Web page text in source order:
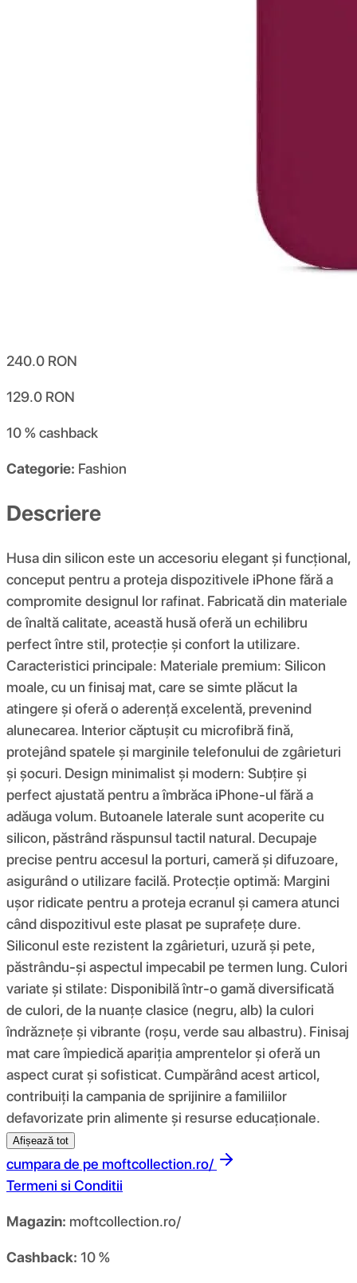
240.0 RON
129.0 RON
10 %cashback
Categorie: Fashion
Descriere
Husa din silicon este un accesoriu elegant și funcțional,
conceput pentru a proteja dispozitivele iPhone fără a
compromite designul lor rafinat. Fabricată din materiale
de înaltă calitate, această husă oferă un echilibru
perfect între stil, protecție și confort la utilizare.
Caracteristici principale: Materiale premium: Silicon
moale, cu un finisaj mat, care se simte plăcut la
atingere și oferă o aderență excelentă, prevenind
alunecarea. Interior căptușit cu microfibră fină,
protejând spatele și marginile telefonului de zgârieturi
și șocuri. Design minimalist și modern: Subțire și
perfect ajustată pentru a îmbrăca iPhone-ul fără a
adăuga volum. Butoanele laterale sunt acoperite cu
silicon, păstrând răspunsul tactil natural. Decupaje
precise pentru accesul la porturi, cameră și difuzoare,
asigurând o utilizare facilă. Protecție optimă: Margini
ușor ridicate pentru a proteja ecranul și camera atunci
când dispozitivul este plasat pe suprafețe dure.
Siliconul este rezistent la zgârieturi, uzură și pete,
păstrându-și aspectul impecabil pe termen lung. Culori
variate și stilate: Disponibilă într-o gamă diversificată
de culori, de la nuanțe clasice (negru, alb) la culori
îndrăznețe și vibrante (roșu, verde sau albastru). Finisaj
mat care împiedică apariția amprentelor și oferă un
aspect curat și sofisticat. Cumpărând acest articol,
contribuiți la campania de sprijinire a familiilor
defavorizate prin alimente și resurse educaționale.
Afișează tot
cumpara de pe moftcollection.ro/
Termeni si Conditii
Magazin: moftcollection.ro/
Cashback: 10 %